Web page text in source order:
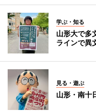
学ぶ・知る
山形大で多
ラインで異
見る・遊ぶ
山形・南十